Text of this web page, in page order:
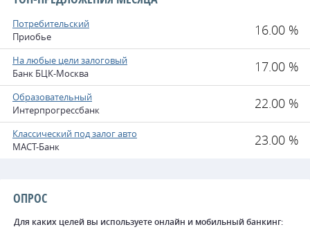
Потребительский
Приобье
16.00 %
На любые цели залоговый
Банк БЦК-Москва
17.00 %
Образовательный
Интерпрогрессбанк
22.00 %
Классический под залог авто
МАСТ-Банк
23.00 %
ОПРОС
Для каких целей вы используете онлайн и мобильный банкинг: